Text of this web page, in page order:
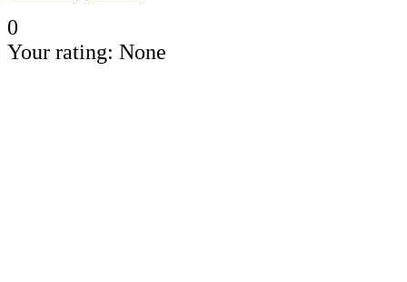
0
Your rating: None